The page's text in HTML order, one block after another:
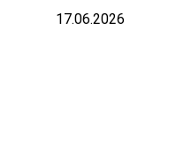
17.06.2026